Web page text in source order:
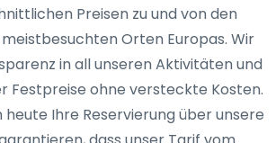
Preisen zu und von den
Orten Europas. Wir
in all unseren Aktivitäten und
Festpreise ohne versteckte Kosten.
heute Ihre Reservierung über unsere